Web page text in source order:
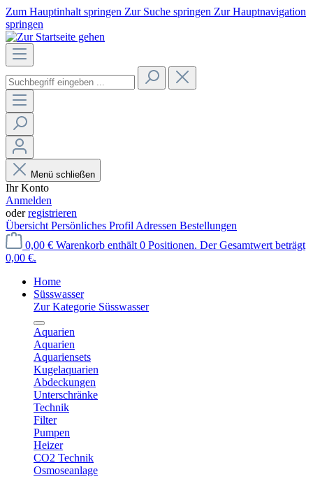
Zum Hauptinhalt springen Zur Suche springen Zur Hauptnavigation
springen
Menü schließen
Ihr Konto
Anmelden
oderregistrieren
Übersicht Persönliches Profil Adressen Bestellungen
0,00 € Warenkorb enthält 0 Positionen. Der Gesamtwert beträgt
0,00 €.
Home
Süsswasser
Zur Kategorie Süsswasser
Aquarien
Aquarien
Aquariensets
Kugelaquarien
Abdeckungen
Unterschränke
Technik
Filter
Pumpen
Heizer
CO2 Technik
Osmoseanlage